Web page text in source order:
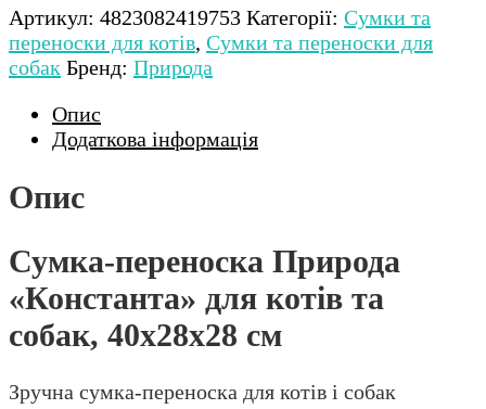
Артикул: 4823082419753 Категорії: Сумки та
переноски для котів, Сумки та переноски для
собак Бренд: Природа
Опис
Додаткова інформація
Опис
Сумка-переноска Природа
«Константа» для котів та
собак, 40х28х28 см
Зручна сумка-переноска для котів і собак